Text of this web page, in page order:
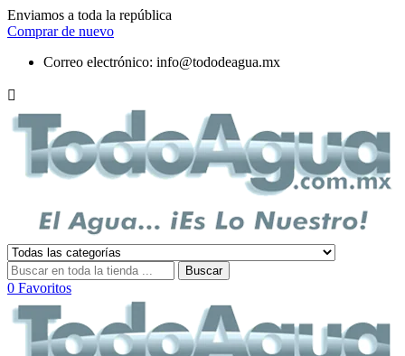
Enviamos a toda la república
Comprar de nuevo
Correo electrónico: info@tododeagua.mx

Buscar
0 Favoritos